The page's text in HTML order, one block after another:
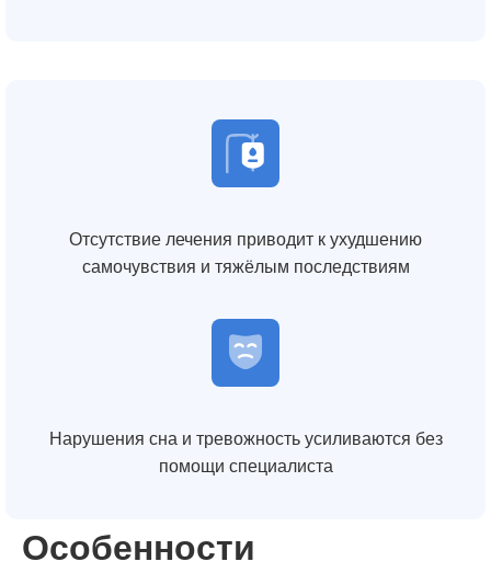
Отсутствие лечения приводит к ухудшению
самочувствия и тяжёлым последствиям
Нарушения сна и тревожность усиливаются без
помощи специалиста
Особенности